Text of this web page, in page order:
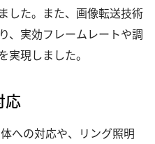
した。また、画像転送技術
、実効フレームレートや調
実現しました。
応
への対応や、リング照明